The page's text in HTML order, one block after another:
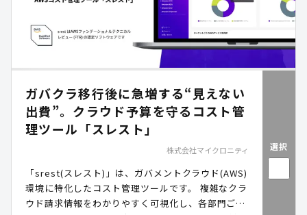
ガバクラ移行後に急増する“見えない
出費”。クラウド予算を守るコスト管
理ツール「スレスト」
株式会社マイクロニティ
「srest(スレスト)」は、ガバメントクラウド(AWS)
環境に特化したコスト管理ツールです。 複雑なクラ
ウド請求情報をわかりやすく可視化し、各部門ごと
選択